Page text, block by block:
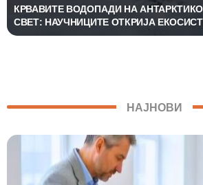
КРВАВИТЕ ВОДОПАДИ НА
СВЕТ: НАУЧНИЦИТЕ ОТКРИЈА
ПОВЕЌЕ ОД 1,5 МИЛИОНИ ГОДИНИ
НАЈНОВИ